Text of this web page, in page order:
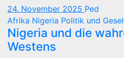
24. November 2025 Ped
Afrika Nigeria Politik und
Nigeria und die
Westens